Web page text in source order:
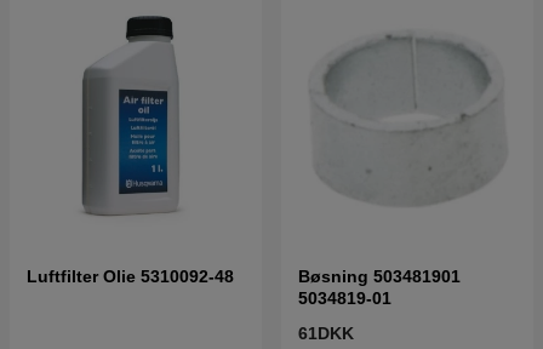
Luftfilter Olie 5310092-48
Bøsning 503481901
5034819-01
61DKK